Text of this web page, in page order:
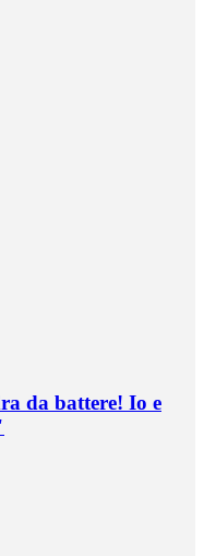
da battere! Io e